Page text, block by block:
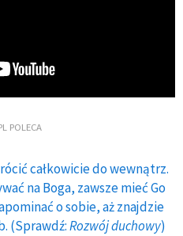
POLECA
całkowicie do wewnątrz.
na Boga, zawsze mieć Go
o sobie, aż znajdzie
(Sprawdź:Rozwój duchowy)